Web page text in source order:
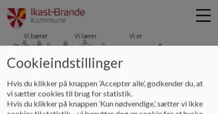
Kontakt Underretning
Cookieindstillinger
Hvis du klikker på knappen ’Accepter alle’, godkender du, at
vi sætter cookies til brug for statistik.
Hvis du klikker på knappen ’Kun nødvendige,’ sætter vi ikke